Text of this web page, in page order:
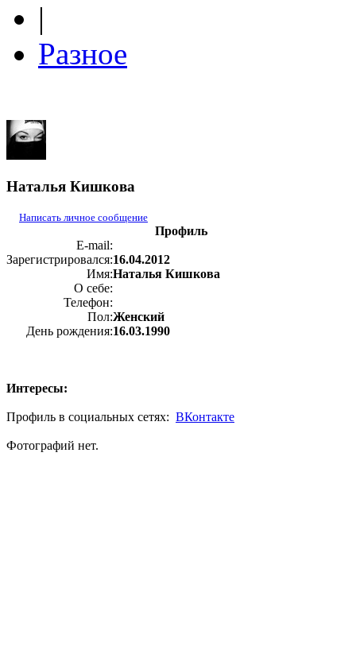
|
Разное
Наталья Кишкова
Написать личное сообщение
Профиль
E-mail:
Зарегистрировался:16.04.2012
Имя:Наталья Кишкова
О себе:
Телефон:
Пол:Женский
День рождения:16.03.1990
Интересы:
Профиль в социальных сетях: ВКонтакте
Фотографий нет.